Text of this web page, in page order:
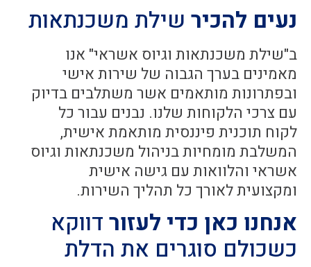
נעים להכיר שילת משכנתאות
ב"שילת משכנתאות וגיוס אשראי" אנו
מאמינים בערך הגבוה של שירות אישי
ובפתרונות מותאמים אשר משתלבים בדיוק
עם צרכי הלקוחות שלנו. נבנים עבור כל
לקוח תוכנית פיננסית מותאמת אישית,
המשלבת מומחיות בניהול משכנתאות וגיוס
אשראי והלוואות עם גישה אישית
ומקצועית לאורך כל תהליך השירות.
אנחנו כאן כדי לעזורדווקא
כשכולם סוגרים את הדלת